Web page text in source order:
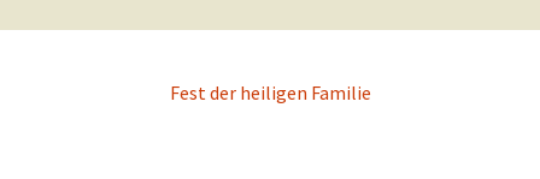
Fest der heiligen Familie